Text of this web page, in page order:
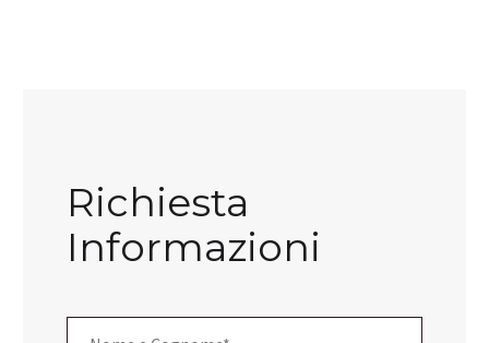
Richiesta
Informazioni